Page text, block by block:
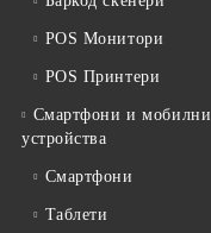
POS Монитори
POS Принтери
Смартфони и мобилни
устройства
Смартфони
Таблети